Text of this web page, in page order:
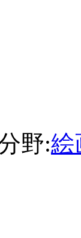
野:絵